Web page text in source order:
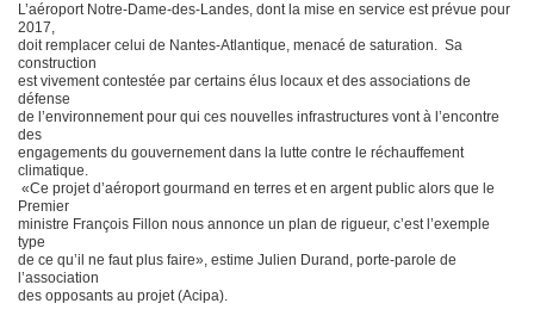
L’aéroport Notre-Dame-des-Landes, dont la mise en service est prévue pour
2017,
doit remplacer celui de Nantes-Atlantique, menacé de saturation. Sa
construction
est vivement contestée par certains élus locaux et des associations de
défense
de l’environnement pour qui ces nouvelles infrastructures vont à l’encontre
des
engagements du gouvernement dans la lutte contre le réchauffement
climatique.
«Ce projet d’aéroport gourmand en terres et en argent public alors que le
Premier
ministre François Fillon nous annonce un plan de rigueur, c’est l’exemple
type
de ce qu’il ne faut plus faire», estime Julien Durand, porte-parole de
l’association
des opposants au projet (Acipa).